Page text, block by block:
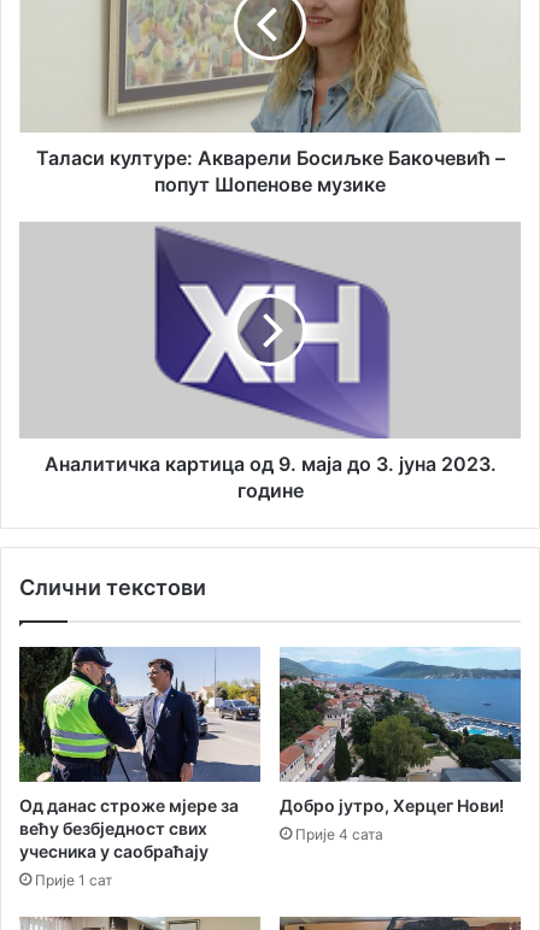
музике
Таласи културе: Акварели Босиљке Бакочевић –
попут Шопенове музике
2023.
године
Аналитичка картица од 9. маја до 3. јуна 2023.
године
Слични текстови
Од данас строже мјере за
већу безбједност свих
учесника у саобраћају
Прије 1 сат
Добро јутро, Херцег Нови!
Прије 4 сата